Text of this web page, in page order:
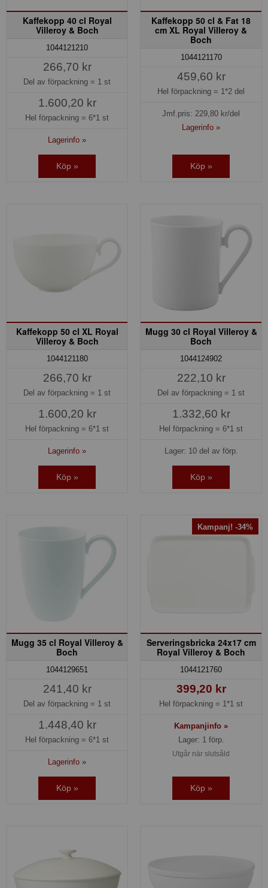
Kaffekopp 40 cl Royal
Villeroy & Boch
1044121210
266,70 kr
Del av förpackning = 1 st
1.600,20 kr
Hel förpackning = 6*1 st
Lagerinfo »
Köp »
Kaffekopp 50 cl & Fat 18
cm XL Royal Villeroy &
Boch
1044121170
459,60 kr
Hel förpackning = 1*2 del
Jmf.pris: 229,80 kr/del
Lagerinfo »
Köp »
Kaffekopp 50 cl XL Royal
Villeroy & Boch
1044121180
266,70 kr
Del av förpackning = 1 st
1.600,20 kr
Hel förpackning = 6*1 st
Lagerinfo »
Köp »
Mugg 30 cl Royal Villeroy &
Boch
1044124902
222,10 kr
Del av förpackning = 1 st
1.332,60 kr
Hel förpackning = 6*1 st
Lager: 10 del av förp.
Köp »
Mugg 35 cl Royal Villeroy &
Boch
1044129651
241,40 kr
Del av förpackning = 1 st
1.448,40 kr
Hel förpackning = 6*1 st
Lagerinfo »
Köp »
Kampanj! -34%
Serveringsbricka 24x17 cm
Royal Villeroy & Boch
1044121760
399,20 kr
Hel förpackning = 1*1 st
Kampanjinfo »
Lager: 1 förp.
Utgår när slutsåld
Köp »